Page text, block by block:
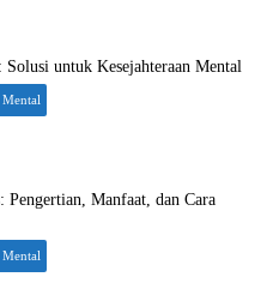
untuk Kesejahteraan Mental
Pengertian, Manfaat, dan Cara